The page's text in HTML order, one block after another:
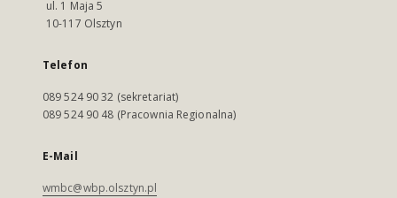
ul. 1 Maja 5
10-117 Olsztyn
Telefon
089 524 90 32 (sekretariat)
089 524 90 48 (Pracownia Regionalna)
E-Mail
wmbc@wbp.olsztyn.pl